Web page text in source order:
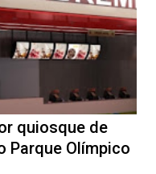
quiosque de
Parque Olímpico